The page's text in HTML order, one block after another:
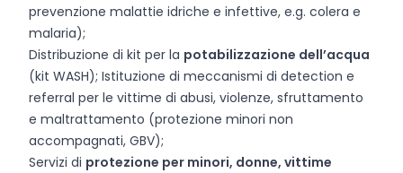
prevenzione malattie idriche e infettive, e.g. colera e
malaria);
Distribuzione di kit per la potabilizzazione dell’acqua
(kit WASH); Istituzione di meccanismi di detection e
referral per le vittime di abusi, violenze, sfruttamento
e maltrattamento (protezione minori non
accompagnati, GBV);
Servizi di protezione per minori, donne, vittime